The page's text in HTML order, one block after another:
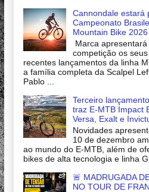
Cannondale estará
Campeonato
Mountain Bike 2026
Marca apresentará
competição os
recentes lançamentos da linha
a família completa da Scalpel
Pablo ...
Terceiro
traz E-MTB Impact
Versa, Exalt e
Novidades
10 de dezembro
ao mundo do E-MTB, além de
bikes de alta tecnologia e linha
🚨 MADRUGADA
NO TOUR DE